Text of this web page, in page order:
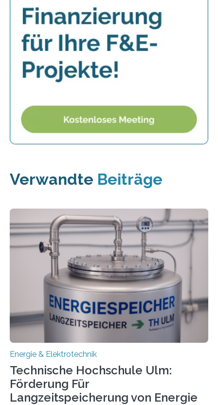
Verwandte Beiträge
Energie & Elektrotechnik
Technische Hochschule Ulm:
Förderung Für
Langzeitspeicherung von Energie